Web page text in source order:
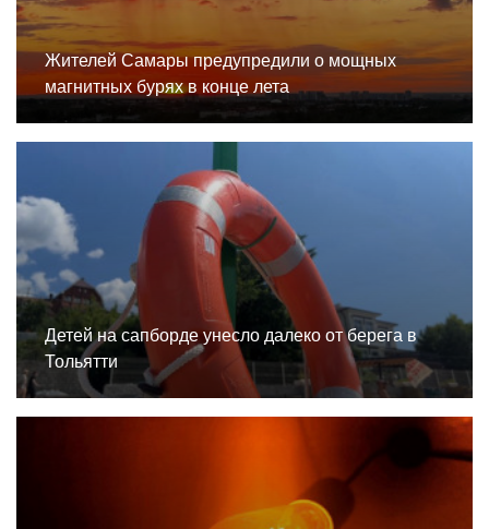
Жителей Самары предупредили о мощных
магнитных бурях в конце лета
Детей на сапборде унесло далеко от берега в
Тольятти